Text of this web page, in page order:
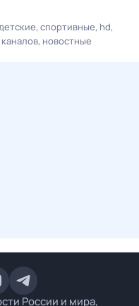
спортивные hd
новостные
России и мира,